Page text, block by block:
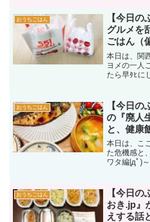
おうちごはん
【今日
グルメを
ごはん（
早ﾀﾋにし
本日は、関
ヨメの一人
たら早ﾀﾋに
おうちごはん
【今日の
の『廃人
と、健康
タ編|дﾟ)～
本日は、こ
た危機感と
ワタ編|дﾟ)～
おうちごはん
【今日の
おき.jp』
えする話